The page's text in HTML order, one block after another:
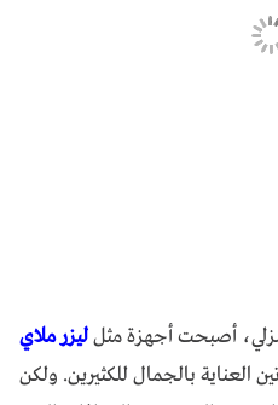
أصبحت أجهزة مثلليزر ملاي
العناية بالجمال للكثيرين. ولكن